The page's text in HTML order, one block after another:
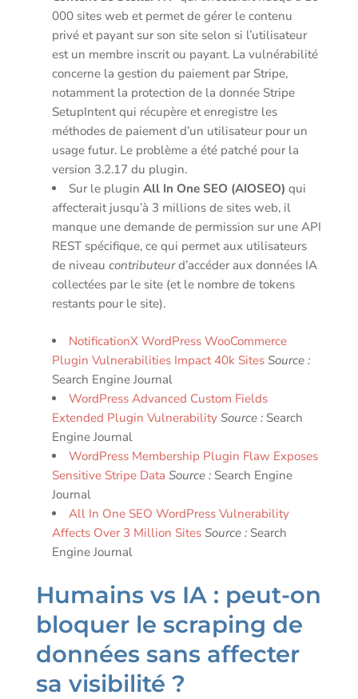
000 sites web et permet de gérer le contenu
privé et payant sur son site selon si l’utilisateur
est un membre inscrit ou payant. La vulnérabilité
concerne la gestion du paiement par Stripe,
notamment la protection de la donnée Stripe
SetupIntent qui récupère et enregistre les
méthodes de paiement d’un utilisateur pour un
usage futur. Le problème a été patché pour la
version 3.2.17 du plugin.
Sur le plugin All In One SEO (AIOSEO) qui
affecterait jusqu’à 3 millions de sites web, il
manque une demande de permission sur une API
REST spécifique, ce qui permet aux utilisateurs
de niveau contributeurd’accéder aux données IA
collectées par le site (et le nombre de tokens
restants pour le site).
NotificationX WordPress WooCommerce
Plugin Vulnerabilities Impact 40k Sites Source :
Search Engine Journal
WordPress Advanced Custom Fields
Extended Plugin Vulnerability Source :Search
Engine Journal
WordPress Membership Plugin Flaw Exposes
Sensitive Stripe Data Source :Search Engine
Journal
All In One SEO WordPress Vulnerability
Affects Over 3 Million Sites Source :Search
Engine Journal
Humains vs IA : peut-on
bloquer le scraping de
données sans affecter
sa visibilité ?